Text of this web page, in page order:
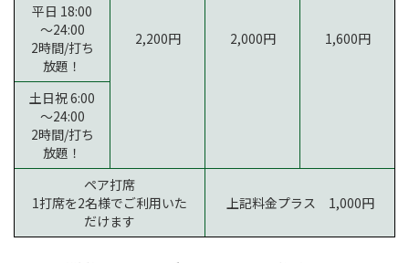
2,200円 2,000円 1,600円
平日 18:00
～24:00
2時間/打ち
放題！
土日祝 6:00
～24:00
2時間/打ち
放題！
ペア打席
1打席を2名様でご利用いた
だけます
上記料金プラス 1,000円